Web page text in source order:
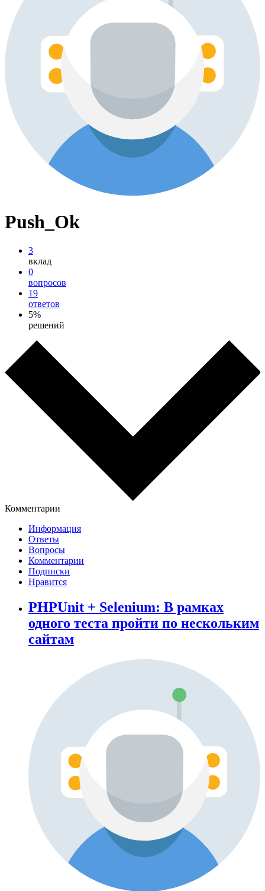
Push_Ok
3
вклад
0
вопросов
19
ответов
5%
решений
Комментарии
Информация
Ответы
Вопросы
Комментарии
Подписки
Нравится
PHPUnit + Selenium: В рамках
одного теста пройти по нескольким
сайтам